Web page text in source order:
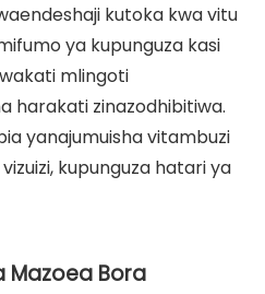
kutoka kwa vitu
ya kupunguza kasi
mlingoti
harakati zinazodhibitiwa.
yanajumuisha vitambuzi
kupunguza hatari ya
Mazoea Bora